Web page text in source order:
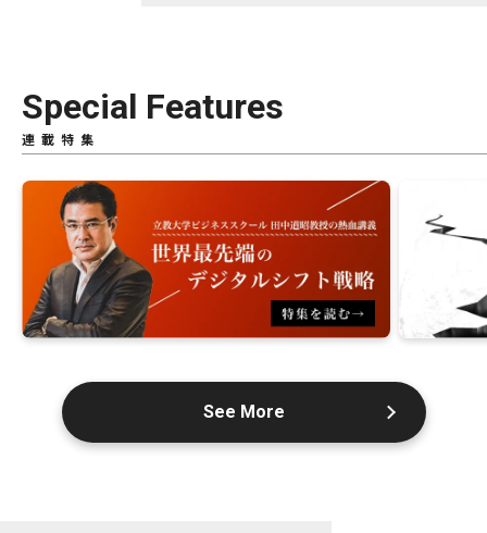
Special Features
連載特集
See More